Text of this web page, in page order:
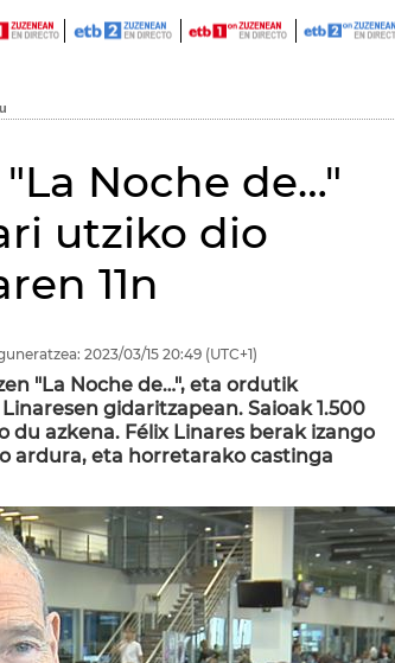
Noche de…"
utziko dio
11n
2023/03/15 20:49 (UTC+1)
"La Noche de…", eta ordutik
gidaritzapean. Saioak 1.500
azkena. Félix Linares berak izango
ardura, eta horretarako castinga